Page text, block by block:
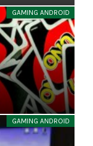
GAMING ANDROID
GAMING ANDROID